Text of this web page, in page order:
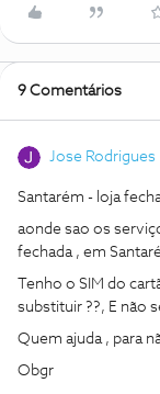
9 Comentários
Jose Rodrigues
Santarém - loja
aonde sao os
fechada , em
Tenho o SIM do
substituir ??, E não
Quem ajuda , para
Obgr